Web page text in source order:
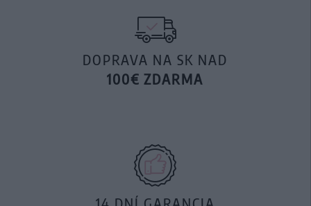
DOPRAVA NA SK NAD
100€ ZDARMA